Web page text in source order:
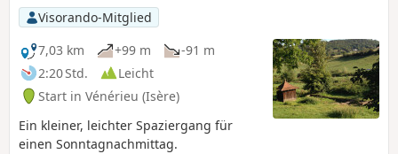
den Weg. Gelbe Wegmarkierungen
entlang der gesamten Strecke. Je nach
Tempo und Fotostopps sollten Sie
zwischen 3 und 4 Stunden einplanen.
Visorando-Mitglied
7,03 km
+99 m
-91 m
2:20 Std.
Leicht
Start in Vénérieu (Isère)
Ein kleiner, leichter Spaziergang für
einen Sonntagnachmittag.